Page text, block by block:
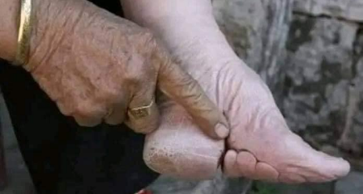
عن الاسلام
أشار الحبرالأعظم الى أن الحوار مع الإسلام أولويّة خاصةً وان
هذا الدين “دخل” أوروبا وبات ذلك واقعاً لا يمكن تجاهله. اعتبر ان
المسيحيين والمسلمين “أخوة” لأنهم جميعهم أبناء